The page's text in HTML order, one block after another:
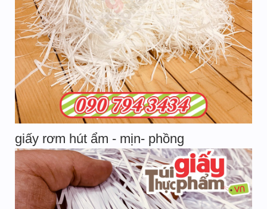
giấy rơm hút ẩm - mịn- phồng